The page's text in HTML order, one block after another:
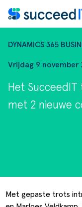
Central
Blogs &
DYNAMICS 365
Vrijdag 9 november
Het
met 2 nieuwe
Met gepaste trots